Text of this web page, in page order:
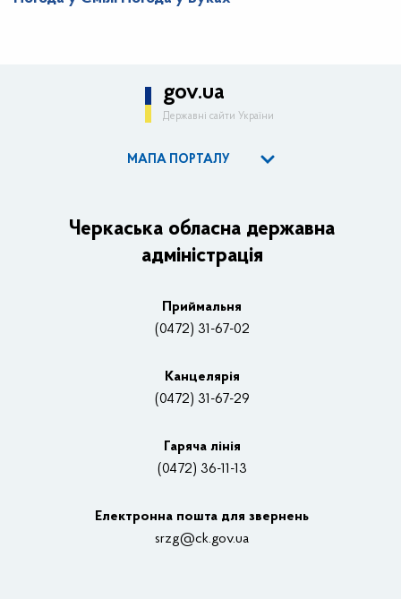
gov.ua
Державні сайти України
МАПА ПОРТАЛУ
Керівництво адміністрації
Основні завдання та нормативно-правові засади
Нагороди
Контакти
Структурні підрозділи ОДА
Черкаська обласна державна
адміністрація
Приймальня
(0472) 31-67-02
Канцелярiя
(0472) 31-67-29
Гаряча лінія
(0472) 36-11-13
Електронна пошта для звернень
srzg@ck.gov.ua